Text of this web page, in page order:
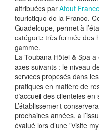
attribuées par Atout France
touristique de la France.
Guadeloupe, permet à
catégorie très fermée des
gamme.
La Toubana Hôtel & Spa
axes suivants : le niveau
services proposés dans
pratiques en matière de
d’accueil des clientèles
L’établissement
prochaines années, à
évalué lors d’une "visite